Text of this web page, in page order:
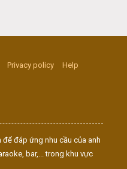
Privacy policy
Help
đáp ứng nhu cầu của anh
bar,... trong khu vực